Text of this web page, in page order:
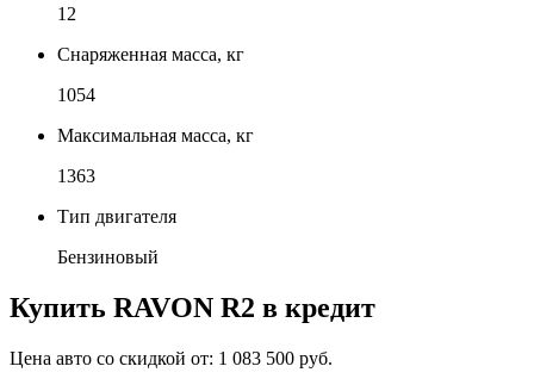
12
Снаряженная масса, кг
1054
Максимальная масса, кг
1363
Тип двигателя
Бензиновый
Купить RAVON R2 в кредит
Цена авто со скидкой от: 1 083 500 руб.